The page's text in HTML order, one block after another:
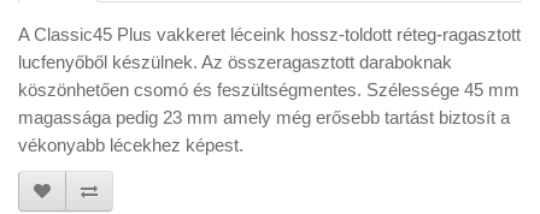
A Classic45 Plus vakkeret léceink hossz-toldott réteg-ragasztott
lucfenyőből készülnek. Az összeragasztott daraboknak
köszönhetően csomó és feszültségmentes. Szélessége 45 mm
magassága pedig 23 mm amely még erősebb tartást biztosít a
vékonyabb lécekhez képest.